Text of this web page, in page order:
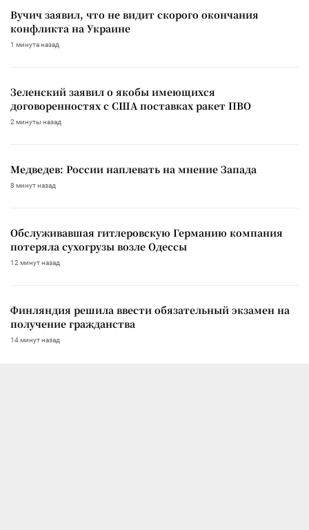
Вучич заявил, что не видит скорого окончания
конфликта на Украине
1 минута назад
Зеленский заявил о якобы имеющихся
договоренностях с США поставках ракет ПВО
2 минуты назад
Медведев: России наплевать на мнение Запада
8 минут назад
Обслуживавшая гитлеровскую Германию компания
потеряла сухогрузы возле Одессы
12 минут назад
Финляндия решила ввести обязательный экзамен на
получение гражданства
14 минут назад